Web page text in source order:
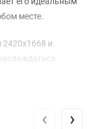
месте.
2420x1668 и
Технологии
‹ ›